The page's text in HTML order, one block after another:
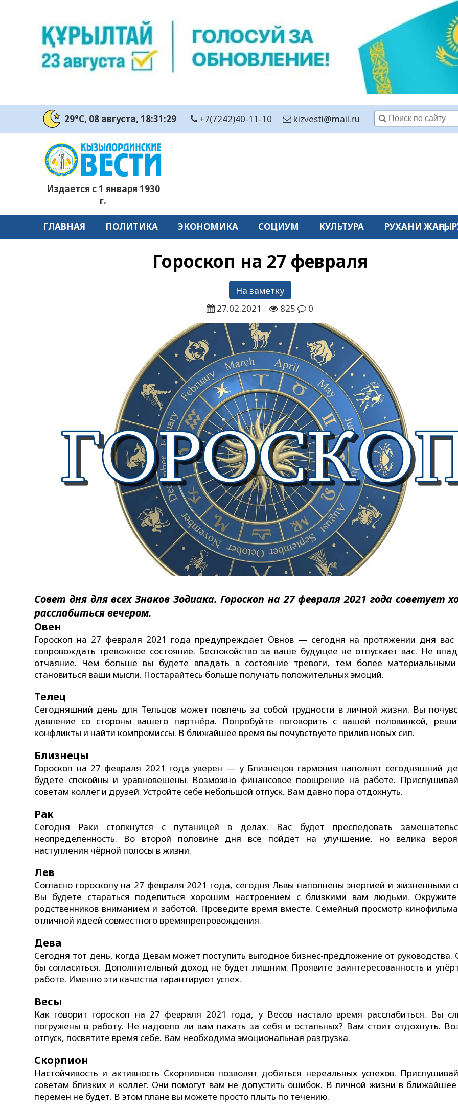
29°C, 08 августа, 18:31:30 +7(7242)40-11-10 kizvesti@mail.ru
Издается с 1 января 1930
г.
ГЛАВНАЯ ПОЛИТИКА ЭКОНОМИКА СОЦИУМ КУЛЬТУРА РУХАНИ
Гороскоп на 27 февраля
На заметку
27.02.2021
825 0
Совет дня для всех Знаков Зодиака. Гороскоп на 27 февраля 2021 года советует
расслабиться вечером.
Овен
Гороскоп на 27 февраля 2021 года предупреждает Овнов — сегодня на протяжении дня вас
сопровождать тревожное состояние. Беспокойство за ваше будущее не отпускает вас. Не
отчаяние. Чем больше вы будете впадать в состояние тревоги, тем более материальными
становиться ваши мысли. Постарайтесь больше получать положительных эмоций.
Телец
Сегодняшний день для Тельцов может повлечь за собой трудности в личной жизни. Вы
давление со стороны вашего партнёра. Попробуйте поговорить с вашей половинкой,
конфликты и найти компромиссы. В ближайшее время вы почувствуете прилив новых сил.
Близнецы
Гороскоп на 27 февраля 2021 года уверен — у Близнецов гармония наполнит сегодняшний
будете спокойны и уравновешены. Возможно финансовое поощрение на работе.
советам коллег и друзей. Устройте себе небольшой отпуск. Вам давно пора отдохнуть.
Рак
Сегодня Раки столкнутся с путаницей в делах. Вас будет преследовать
неопределённость. Во второй половине дня всё пойдёт на улучшение, но велика
наступления чёрной полосы в жизни.
Лев
Согласно гороскопу на 27 февраля 2021 года, сегодня Львы наполнены энергией и жизненными
Вы будете стараться поделиться хорошим настроением с близкими вам людьми. Окружите
родственников вниманием и заботой. Проведите время вместе. Семейный просмотр
отличной идеей совместного времяпрепровождения.
Дева
Сегодня тот день, когда Девам может поступить выгодное бизнес-предложение от руководства.
бы согласиться. Дополнительный доход не будет лишним. Проявите заинтересованность и
работе. Именно эти качества гарантируют успех.
Весы
Как говорит гороскоп на 27 февраля 2021 года, у Весов настало время расслабиться. Вы
погружены в работу. Не надоело ли вам пахать за себя и остальных? Вам стоит отдохнуть.
отпуск, посвятите время себе. Вам необходима эмоциональная разгрузка.
Скорпион
Настойчивость и активность Скорпионов позволят добиться нереальных успехов.
советам близких и коллег. Они помогут вам не допустить ошибок. В личной жизни в
перемен не будет. В этом плане вы можете просто плыть по течению.